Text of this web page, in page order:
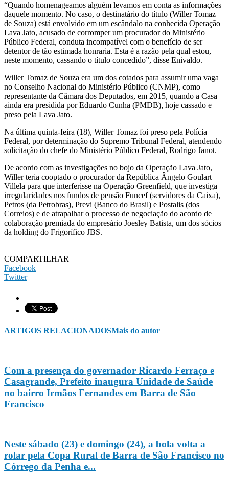
“Quando homenageamos alguém levamos em conta as informações
daquele momento. No caso, o destinatário do título (Willer Tomaz
de Souza) está envolvido em um escândalo na conhecida Operação
Lava Jato, acusado de corromper um procurador do Ministério
Público Federal, conduta incompatível com o benefício de ser
detentor de tão estimada honraria. Esta é a razão pela qual estou,
neste momento, cassando o título concedido”, disse Enivaldo.
Willer Tomaz de Souza era um dos cotados para assumir uma vaga
no Conselho Nacional do Ministério Público (CNMP), como
representante da Câmara dos Deputados, em 2015, quando a Casa
ainda era presidida por Eduardo Cunha (PMDB), hoje cassado e
preso pela Lava Jato.
Na última quinta-feira (18), Willer Tomaz foi preso pela Polícia
Federal, por determinação do Supremo Tribunal Federal, atendendo
solicitação do chefe do Ministério Público Federal, Rodrigo Janot.
De acordo com as investigações no bojo da Operação Lava Jato,
Willer teria cooptado o procurador da República Ângelo Goulart
Villela para que interferisse na Operação Greenfield, que investiga
irregularidades nos fundos de pensão Funcef (servidores da Caixa),
Petros (da Petrobras), Previ (Banco do Brasil) e Postalis (dos
Correios) e de atrapalhar o processo de negociação do acordo de
colaboração premiada do empresário Joesley Batista, um dos sócios
da holding do Frigorífico JBS.
COMPARTILHAR
Facebook
Twitter
ARTIGOS RELACIONADOSMais do autor
Com a presença do governador Ricardo Ferraço e
Casagrande, Prefeito inaugura Unidade de Saúde
no bairro Irmãos Fernandes em Barra de São
Francisco
Neste sábado (23) e domingo (24), a bola volta a
rolar pela Copa Rural de Barra de São Francisco no
Córrego da Penha e...